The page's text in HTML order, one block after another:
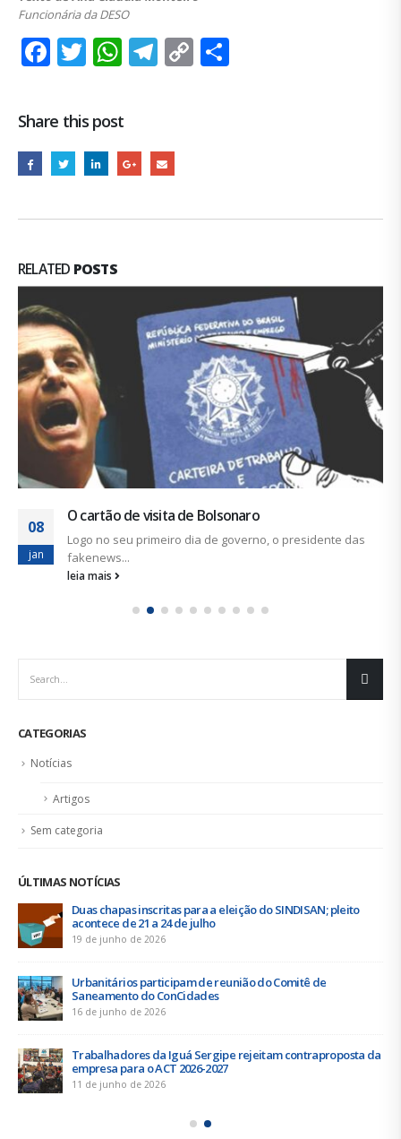
Funcionária da DESO
Facebook
Twitter
WhatsApp
Telegram
Copy
Share this post
RELATED POSTS
08
jan
O cartão de visita de Bolsonaro
Logo no seu primeiro dia de governo, o presidente das
fakenews...
leia mais
CATEGORIAS
Notícias
Artigos
Sem categoria
ÚLTIMAS NOTÍCIAS
Duas chapas inscritas para a eleição do SINDISAN; pleito
acontece de 21 a 24 de julho
19 de junho de 2026
Urbanitários participam de reunião do Comitê de
Saneamento do ConCidades
16 de junho de 2026
Trabalhadores da Iguá Sergipe rejeitam contraproposta da
empresa para o ACT 2026-2027
11 de junho de 2026